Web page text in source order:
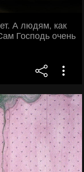
А людям, как
Господь очень